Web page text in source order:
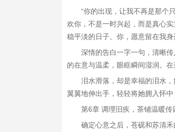
“你的出现，让我不再是那个
欢你，不是一时兴起，而是真心
稳平淡的日子。你，愿意留在我
深情的告白一字一句，清晰
的在意与温柔，眼眶瞬间湿润。
泪水滑落，却是幸福的泪水
翼翼地伸出手，轻轻将她拥入怀
第6章 调理旧疾，茶铺温暖传
确定心意之后，苍砚和苏清